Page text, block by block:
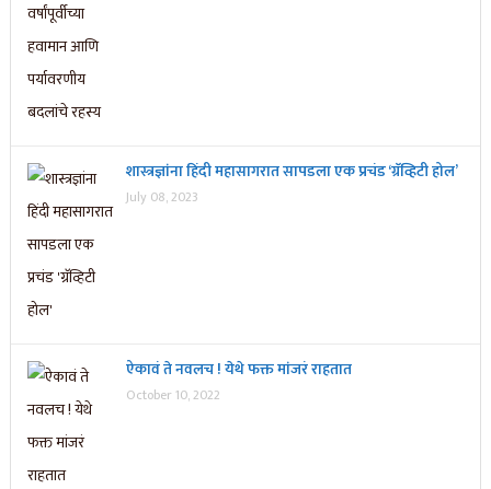
शास्त्रज्ञांना हिंदी महासागरात सापडला एक प्रचंड ‘ग्रॅव्हिटी होल’
July 08, 2023
ऐकावं ते नवलच ! येथे फक्त मांजरं राहतात
October 10, 2022